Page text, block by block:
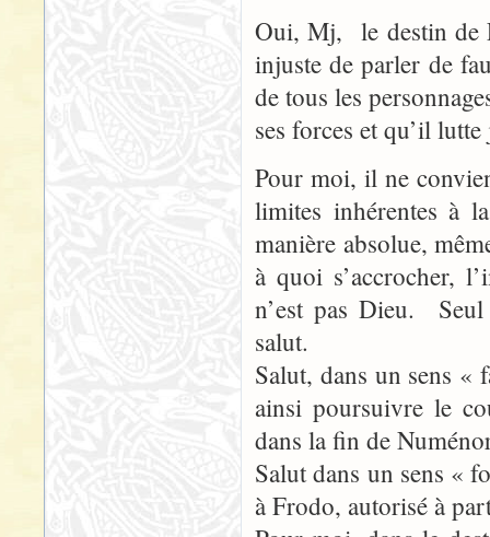
Oui, Mj, le destin de
injuste de parler de
de tous les
ses forces et qu’il
Pour moi, il ne
limites inhérentes à
manière absolue,
à quoi s’accrocher,
n’est pas Dieu.
salut.
Salut, dans un sens
ainsi poursuivre le
dans la fin de
Salut dans un sens «
à Frodo, autorisé à